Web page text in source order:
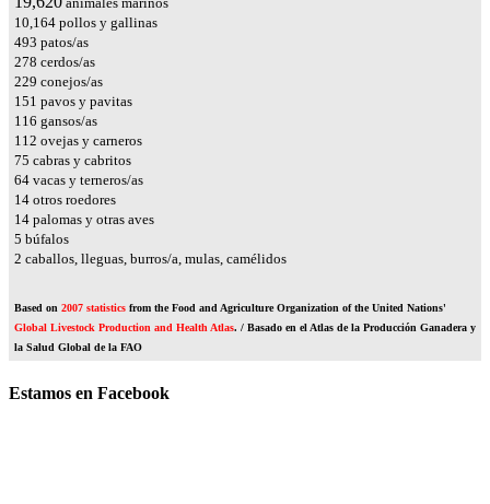
13,121 pollos y gallinas
637 patos/as
359 cerdos/as
296 conejos/as
194 pavos y pavitas
150 gansos/as
145 ovejas y carneros
97 cabras y cabritos
82 vacas y terneros/as
18 otros roedores
18 palomas y otras aves
6 búfalos
3 caballos, lleguas, burros/a, mulas, camélidos
Based on 2007 statistics from the Food and Agriculture Organization of the United Nations'
Global Livestock Production and Health Atlas. / Basado en el Atlas de la Producción Ganadera y
la Salud Global de la FAO
Estamos en Facebook